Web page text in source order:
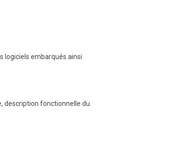
logiciels embarqués ainsi
description fonctionnelle du